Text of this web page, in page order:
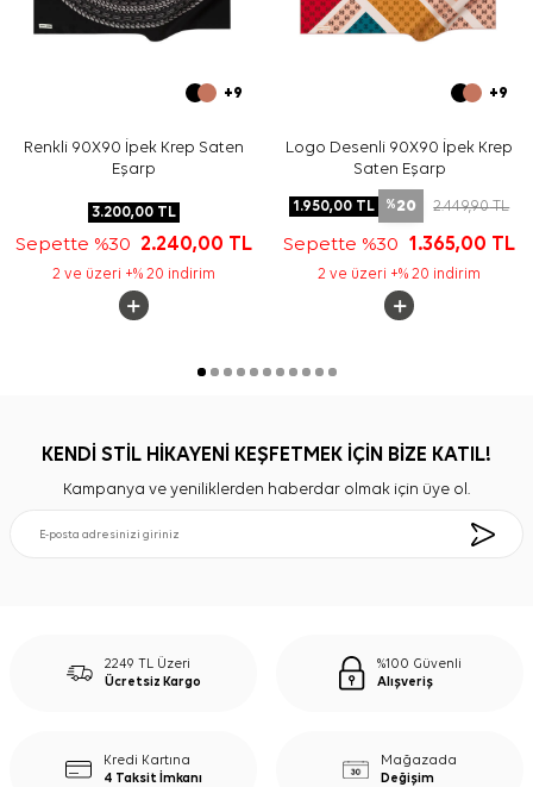
+9
Renkli 90X90 İpek Krep Saten
Eşarp
3.200,00TL
Sepette %30 2.240,00 TL
2 ve üzeri +% 20 indirim
+9
Logo Desenli 90X90 İpek Krep
Saten Eşarp
1.950,00 TL %20 2.449,90TL
Sepette %30 1.365,00 TL
2 ve üzeri +% 20 indirim
KENDİ STİL HİKAYENİ KEŞFETMEK İÇİN BİZE KATIL!
Kampanya ve yeniliklerden haberdar olmak için üye ol.
2249 TL Üzeri
Ücretsiz Kargo
%100 Güvenli
Alışveriş
Kredi Kartına
4 Taksit İmkanı
Mağazada
Değişim